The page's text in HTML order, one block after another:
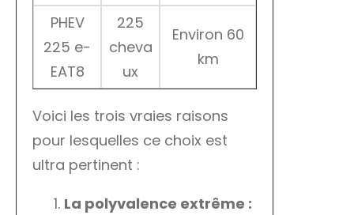
PHEV
225 e-
EAT8
225
cheva
ux
Environ 60
km
Voici les trois vraies raisons
pour lesquelles ce choix est
ultra pertinent :
La polyvalence extrême :